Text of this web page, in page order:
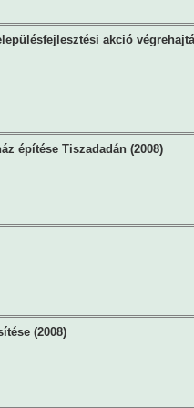
akció
építése Tiszadadán (2008)
(2008)